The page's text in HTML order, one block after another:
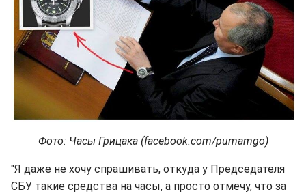
Фото: Часы Грицака (facebook.com/pumamgo)
"Я даже не хочу спрашивать, откуда у Председателя
СБУ такие средства на часы, а просто отмечу, что за